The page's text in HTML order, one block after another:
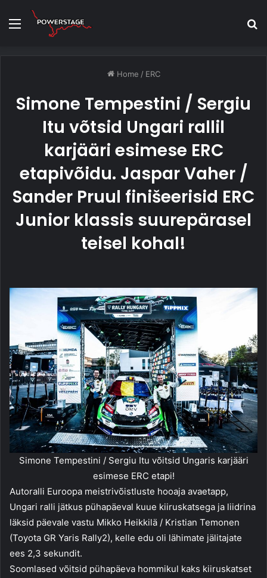
Menu
Home / ERC
Simone Tempestini / Sergiu
Itu võtsid Ungari rallil
karjääri esimese ERC
etapivõidu. Jaspar Vaher /
Sander Pruul finišeerisid ERC
Junior klassis suurepärasel
teisel kohal!
Simone Tempestini / Sergiu Itu võitsid Ungaris karjääri
esimese ERC etapi!
Autoralli Euroopa meistrivõistluste hooaja avaetapp,
Ungari ralli jätkus pühapäeval kuue kiiruskatsega ja liidrina
läksid päevale vastu Mikko Heikkilä / Kristian Temonen
(Toyota GR Yaris Rally2), kelle edu oli lähimate jälitajate
ees 2,3 sekundit.
Soomlased võitsid pühapäeva hommikul kaks kiiruskatset